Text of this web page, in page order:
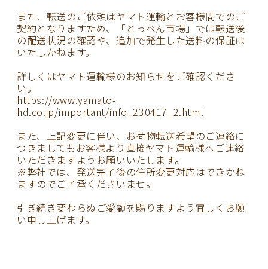
また、転送のご依頼はヤマト運輸とお客様間でのご
契約となりますため、「とっぺん市場」では転送後
の配送状況の確認や、追加で発生した送料の保証は
いたしかねます。
詳しくはヤマト運輸様のお知らせをご確認くださ
い。
https://www.yamato-
hd.co.jp/important/info_230417_2.html
また、上記変更に伴い、お荷物転送希望のご連絡に
つきましてもお客様より直接ヤマト運輸様へご連絡
いただきますようお願いいたします。
※弊社では、発送完了後の住所変更対応はできかね
ますのでご了承くださいませ。
引き続き変わらぬご愛顧を賜りますよう宜しくお願
い申し上げます。